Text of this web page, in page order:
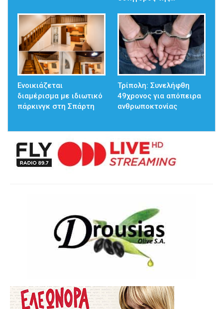
Ενοικιάζεται
διαμέρισμα με ιδιωτικό
πάρκινγκ στη Σπάρτη
Τρίπολη: Συνελήφθη
49χρονος για απόπειρα
ανθρωποκτονίας